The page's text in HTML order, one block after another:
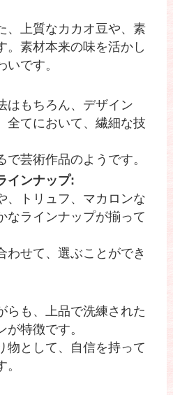
、上質なカカオ豆や、素
。素材本来の味を活かし
です。
はもちろん、デザイン
全てにおいて、繊細な技
で芸術作品のようです。
インナップ:
、トリュフ、マカロンな
なラインナップが揃って
わせて、選ぶことができ
らも、上品で洗練された
特徴です。
物として、自信を持って